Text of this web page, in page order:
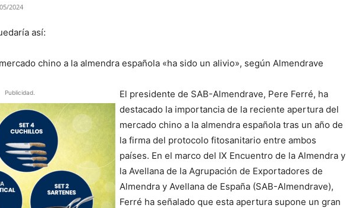
2024
así:
chino a la almendra española «ha sido un alivio», según Almendrave
Publicidad.
El presidente de SAB-Almendrave, Pere Ferré, ha
destacado la importancia de la reciente apertura del
mercado chino a la almendra española tras un año de
la firma del protocolo fitosanitario entre ambos
países. En el marco del IX Encuentro de la Almendra y
la Avellana de la Agrupación de Exportadores de
Almendra y Avellana de España (SAB-Almendrave),
Ferré ha señalado que esta apertura supone un gran